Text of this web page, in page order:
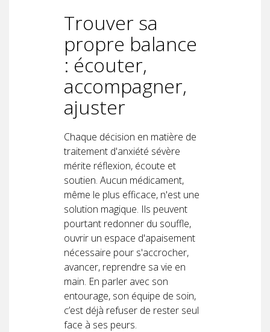
Trouver sa
propre balance
: écouter,
accompagner,
ajuster
Chaque décision en matière de
traitement d'anxiété sévère
mérite réflexion, écoute et
soutien. Aucun médicament,
même le plus efficace, n'est une
solution magique. Ils peuvent
pourtant redonner du souffle,
ouvrir un espace d'apaisement
nécessaire pour s'accrocher,
avancer, reprendre sa vie en
main. En parler avec son
entourage, son équipe de soin,
c’est déjà refuser de rester seul
face à ses peurs.